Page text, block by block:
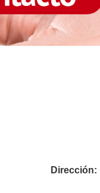
Dirección: